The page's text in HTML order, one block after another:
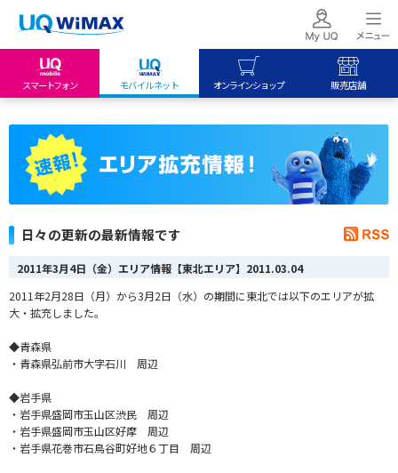
スマートフォン モバイルネット オンラインショップ 販売店舗
My UQ mobile
UQ mobile
UQ WiMAX
UQ WiMAX
日々の更新の最新情報です
2011年3月4日（金）エリア情報【東北エリア】 2011.03.04
2011年2月28日（月）から3月2日（水）の期間に東北では以下のエリアが拡
大・拡充しました。
◆青森県
・青森県弘前市大字石川 周辺
◆岩手県
・岩手県盛岡市玉山区渋民 周辺
・岩手県盛岡市玉山区好摩 周辺
・岩手県花巻市石鳥谷町好地６丁目 周辺